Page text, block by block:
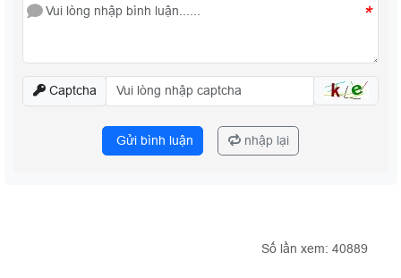
*
Captcha
Gửi bình luận nhập lại
Số lần xem: 40889